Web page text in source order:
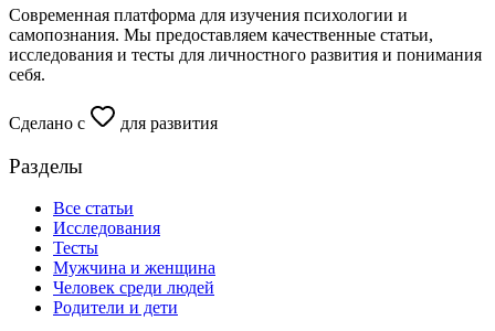
Современная платформа для изучения психологии и
самопознания. Мы предоставляем качественные статьи,
исследования и тесты для личностного развития и понимания
себя.
Сделано с для развития
Разделы
Все статьи
Исследования
Тесты
Мужчина и женщина
Человек среди людей
Родители и дети